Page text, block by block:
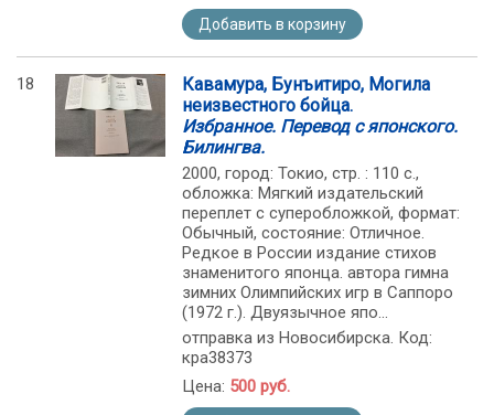
Добавить в корзину
18
Кавамура, Бунъитиро, Могила
неизвестного бойца.
Избранное. Перевод с японского.
Билингва.
2000, город: Токио, стр. : 110 с.,
обложка: Мягкий издательский
переплет с суперобложкой, формат:
Обычный, состояние: Отличное.
Редкое в России издание стихов
знаменитого японца. автора гимна
зимних Олимпийских игр в Саппоро
(1972 г.). Двуязычное япо...
отправка из Новосибирска. Код:
кра38373
Цена: 500 руб.